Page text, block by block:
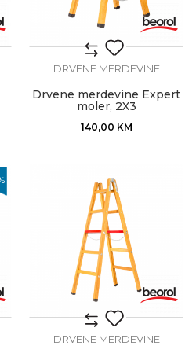
DRVENE MERDEVINE
Drvene merdevine Expert
moler, 2X3
140,00 KM
DRVENE MERDEVINE